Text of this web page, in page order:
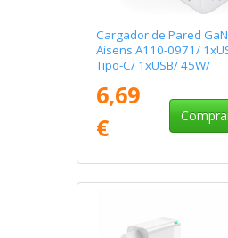
Cargador de Pared GaN
Aisens A110-0971/
Tipo-C/ 1xUSB/ 45W/
6,69
€